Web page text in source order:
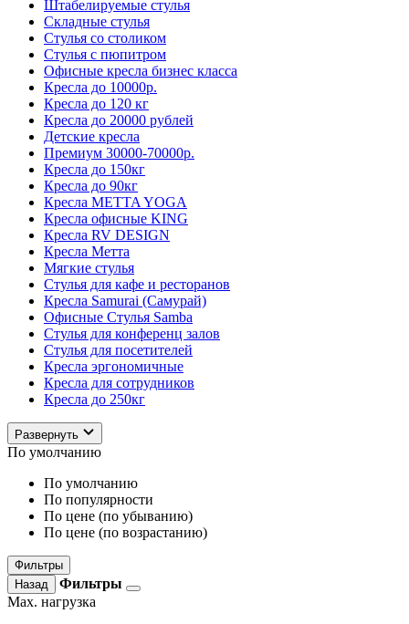
Штабелируемые стулья
Складные стулья
Стулья со столиком
Стулья с пюпитром
Офисные кресла бизнес класса
Кресла до 10000р.
Кресла до 120 кг
Кресла до 20000 рублей
Детские кресла
Премиум 30000-70000р.
Кресла до 150кг
Кресла до 90кг
Кресла METTA YOGA
Кресла офисные KING
Кресла RV DESIGN
Кресла Метта
Мягкие стулья
Стулья для кафе и ресторанов
Кресла Samurai (Самурай)
Офисные Стулья Samba
Стулья для конференц залов
Стулья для посетителей
Кресла эргономичные
Кресла для сотрудников
Кресла до 250кг
Развернуть
По умолчанию
По умолчанию
По популярности
По цене (по убыванию)
По цене (по возрастанию)
Фильтры
Назад
Фильтры
Max. нагрузка